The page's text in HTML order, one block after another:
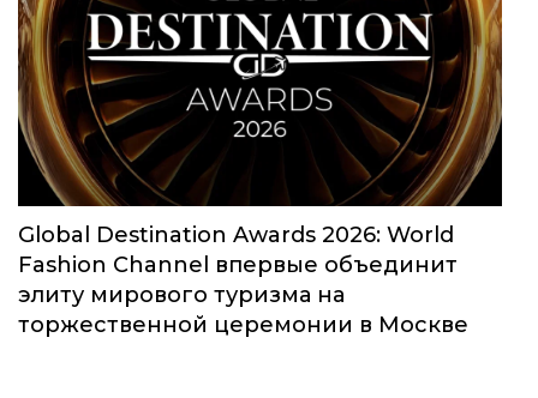
Global Destination Awards 2026: World
Fashion Channel впервые объединит
элиту мирового туризма на
торжественной церемонии в Москве